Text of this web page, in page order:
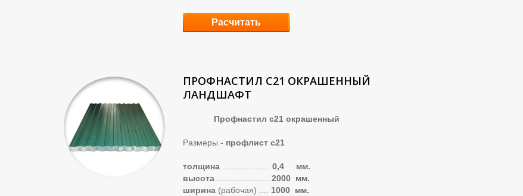
Расчитать
ПРОФНАСТИЛ С21 ОКРАШЕННЫЙ
ЛАНДШАФТ
Профнастил с21 окрашенный
Размеры - профлист с21
толщина
0,4 мм.
высота
2000 мм.
ширина (рабочая) 1000 мм.